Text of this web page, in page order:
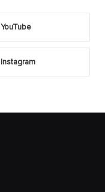
YouTube
Instagram